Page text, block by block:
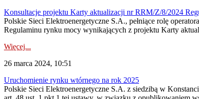
Konsultacje projektu Karty aktualizacji nr RRM/Z/8/2024
Polskie Sieci Elektroenergetyczne S.A., pełniące rolę
Regulaminu rynku mocy wynikających z projektu Karty
Więcej...
26 marca 2024, 10:51
Uruchomienie rynku wtórnego na rok 2025
Polskie Sieci Elektroenergetyczne S.A. z siedzibą w